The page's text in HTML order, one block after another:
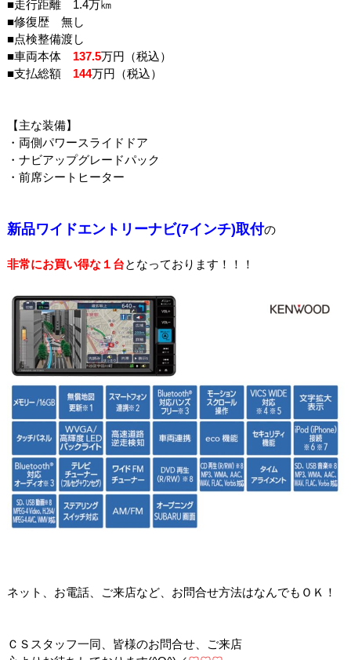
■走行距離 1.4万㎞
■修復歴 無し
■点検整備渡し
■車両本体 137.5万円（税込）
■支払総額 144万円（税込）
【主な装備】
・両側パワースライドドア
・ナビアップグレードパック
・前席シートヒーター
新品ワイドエントリーナビ(7インチ)取付の
非常にお買い得な１台となっております！！！
ネット、お電話、ご来店など、お問合せ方法はなんでもＯＫ！
ＣＳスタッフ一同、皆様のお問合せ、ご来店